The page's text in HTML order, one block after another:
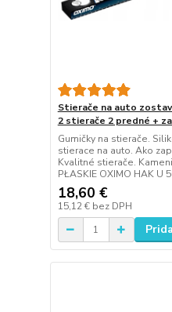
Stierače na auto
2 stierače 2 predné +
Gumičky na stierače.
stierace na auto. Ako
Kvalitné stierače.
PŁASKIE OXIMO HAK U
18,60 €
15,12 € bez DPH